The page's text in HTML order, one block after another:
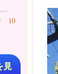
…
10
…
見